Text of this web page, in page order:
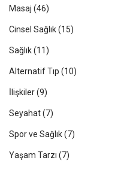
Masaj (46)
Cinsel Sağlık(15)
Sağlık(11)
Alternatif Tıp (10)
İlişkiler(9)
Seyahat(7)
Spor ve Sağlık(7)
Yaşam Tarzı (7)